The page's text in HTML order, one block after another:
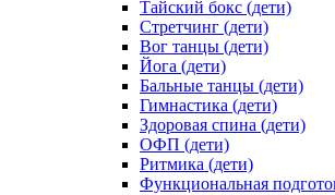
Тайский бокс (дети)
Стретчинг (дети)
Вог танцы (дети)
Йога (дети)
Бальные танцы (дети)
Гимнастика (дети)
Здоровая спина (дети)
ОФП (дети)
Ритмика (дети)
Функциональная